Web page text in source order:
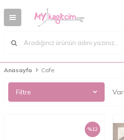
Anasayfa Cafe
Filtre
%12